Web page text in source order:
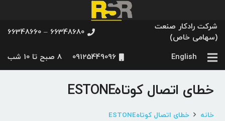
شرکت رادکار صنعت
(سهامی خاص)
66348680 – 66348660
English
09125449096 8 صبح تا 10 شب
خطای اتصال کوتاهESTONE
خانه خطای اتصال کوتاهESTONE